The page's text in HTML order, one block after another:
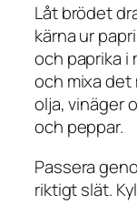
Låt brödet
kärna ur
och paprika i
och mixa det
olja, vinäger
och peppar.
Passera
riktigt slät.